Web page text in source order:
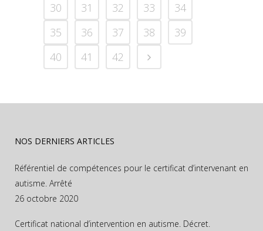
30
31 32 33
34
35
36 37 38
39
40
41 42
NOS DERNIERS ARTICLES
Référentiel de compétences pour le certificat d’intervenant en
autisme. Arrêté
26 octobre 2020
Certificat national d’intervention en autisme. Décret.